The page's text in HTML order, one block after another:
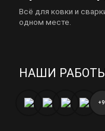
Всё для ковки и
одном месте.
НАШИ